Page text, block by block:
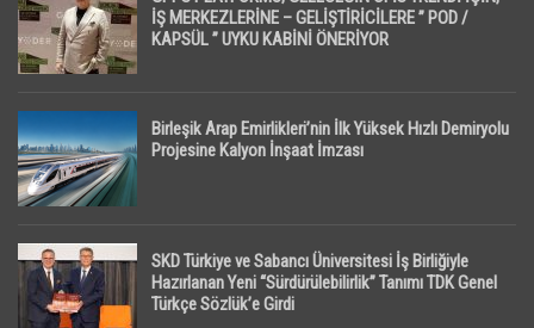
İŞ MERKEZLERİNE – GELİŞTİRİCİLERE ” POD /
KAPSÜL ” UYKU KABİNİ ÖNERİYOR
Birleşik Arap Emirlikleri’nin İlk Yüksek Hızlı Demiryolu
Projesine Kalyon İnşaat İmzası
SKD Türkiye ve Sabancı Üniversitesi İş Birliğiyle
Hazırlanan Yeni “Sürdürülebilirlik” Tanımı TDK Genel
Türkçe Sözlük’e Girdi